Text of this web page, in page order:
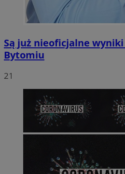
Są już nieoficjalne
Bytomiu
21